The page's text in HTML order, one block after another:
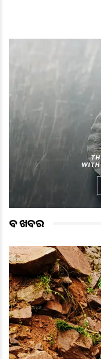
ବଡ ଖବର